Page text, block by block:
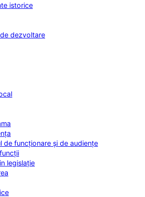
istorice
dezvoltare
de funcționare și de audiențe
legislație